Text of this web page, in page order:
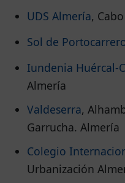
UDS Almería,
Sol de
Iundenia Huércal-
Almería
Valdeserra,
Garrucha. Almería
Colegio
Urbanización